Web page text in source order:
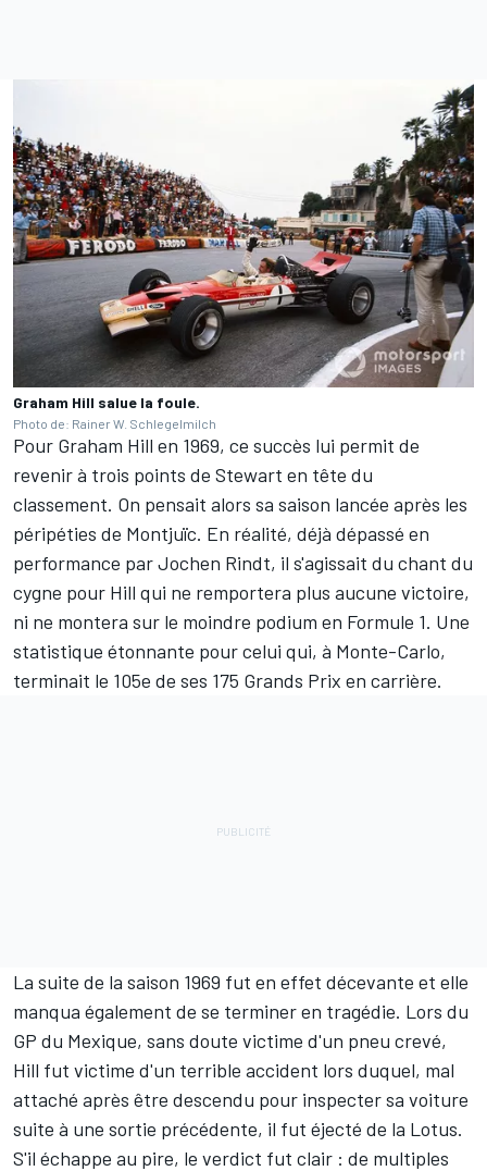
Graham Hill salue la foule.
Photo de: Rainer W. Schlegelmilch
Pour Graham Hill en 1969, ce succès lui permit de
revenir à trois points de Stewart en tête du
classement. On pensait alors sa saison lancée après les
péripéties de Montjuïc. En réalité, déjà dépassé en
performance par Jochen Rindt, il s'agissait du chant du
cygne pour Hill qui ne remportera plus aucune victoire,
ni ne montera sur le moindre podium en Formule 1. Une
statistique étonnante pour celui qui, à Monte-Carlo,
terminait le 105e de ses 175 Grands Prix en carrière.
La suite de la saison 1969 fut en effet décevante et elle
manqua également de se terminer en tragédie. Lors du
GP du Mexique, sans doute victime d'un pneu crevé,
Hill fut victime d'un terrible accident lors duquel, mal
attaché après être descendu pour inspecter sa voiture
suite à une sortie précédente, il fut éjecté de la Lotus.
S'il échappe au pire, le verdict fut clair : de multiples